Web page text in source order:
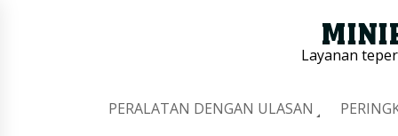
Layanan
PERALATAN DENGAN ULASAN